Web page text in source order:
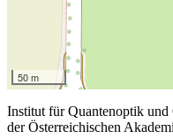
50 m
Institut für Quantenoptik
der Österreichischen